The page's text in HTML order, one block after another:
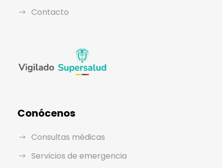
Contacto
Conócenos
Consultas médicas
Servicios de emergencia